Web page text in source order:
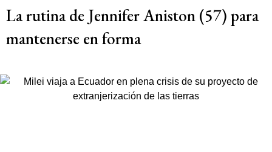
La rutina de Jennifer Aniston (57) para
mantenerse en forma